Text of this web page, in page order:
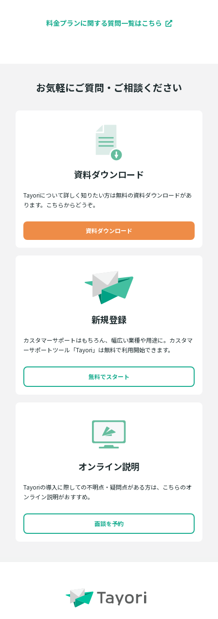
料金プランに関する質問一覧はこちら
お気軽にご質問・ご相談ください
資料ダウンロード
Tayoriについて詳しく知りたい方は無料の資料ダウンロードがあ
ります。こちらからどうぞ。
資料ダウンロード
新規登録
カスタマーサポートはもちろん、幅広い業種や用途に。カスタマ
ーサポートツール「Tayori」は無料で利用開始できます。
無料でスタート
オンライン説明
Tayoriの導入に際しての不明点・疑問点がある方は、こちらのオ
ンライン説明がおすすめ。
面談を予約